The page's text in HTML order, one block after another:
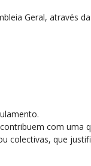
Geral, através
com uma
colectivas, que